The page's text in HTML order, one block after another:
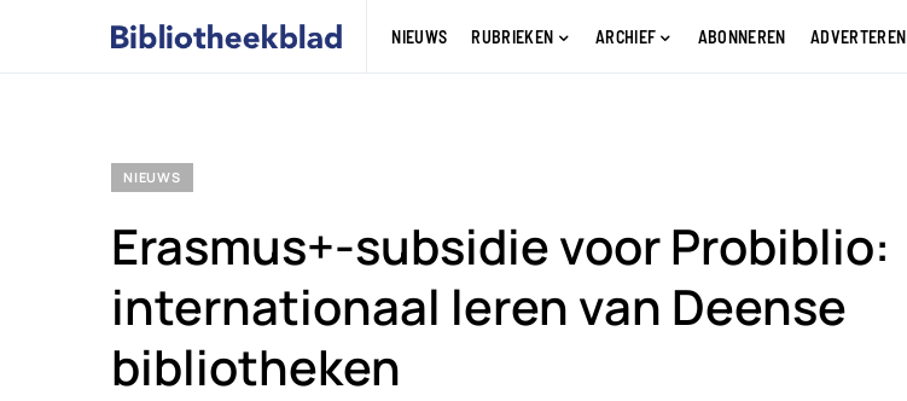
NIEUWS RUBRIEKEN ARCHIEF ABONNEREN ADVERTEREN
NIEUWS
Erasmus+-subsidie voor Probiblio:
internationaal leren van Deense
bibliotheken